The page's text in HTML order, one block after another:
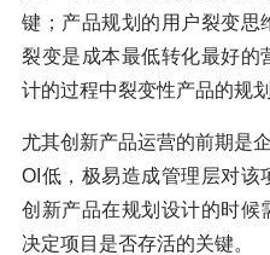
键；产品规划的用户裂变思
裂变是成本最低转化最好的
计的过程中裂变性产品的规
尤其创新产品运营的前期是
OI低，极易造成管理层对该
创新产品在规划设计的时候
决定项目是否存活的关键。